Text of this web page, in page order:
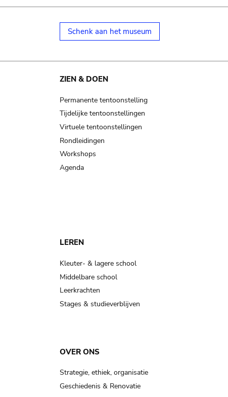
Schenk aan het museum
ZIEN & DOEN
Permanente tentoonstelling
Tijdelijke tentoonstellingen
Virtuele tentoonstellingen
Rondleidingen
Workshops
Agenda
LEREN
Kleuter- & lagere school
Middelbare school
Leerkrachten
Stages & studieverblijven
OVER ONS
Strategie, ethiek, organisatie
Geschiedenis & Renovatie